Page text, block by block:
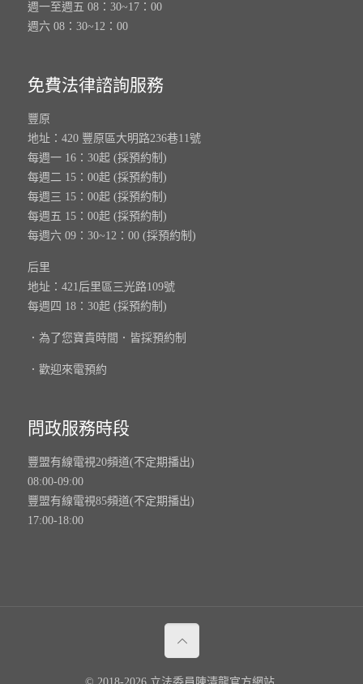
週一至週五 08：30~17：00
週六 08：30~12：00
免費法律諮詢服務
豐原
地址：420 豐原區大明路236巷11號
每週一 16：30起 (採預約制)
每週二 15：00起 (採預約制)
每週三 15：00起 (採預約制)
每週五 15：00起 (採預約制)
每週六 09：30~12：00 (採預約制)
后里
地址：421后里區三光路109號
每週四 18：30起 (採預約制)
．為了您寶貴時間．皆採預約制
．歡迎來電預約
問政服務時段
豐盟有線電視20頻道(不定期播出)
08:00-09:00
豐盟有線電視85頻道(不定期播出)
17:00-18:00